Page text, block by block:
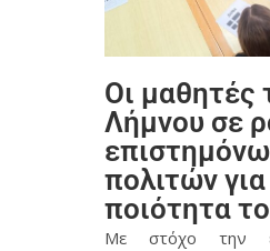
Οι μαθητές
Λήμνου σε
πολιτών
ποιότητα
Με στόχο την